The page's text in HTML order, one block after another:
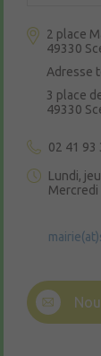
2 place
49330
Adresse
3 place
49330
02 41 93
Lundi,
Mercredi